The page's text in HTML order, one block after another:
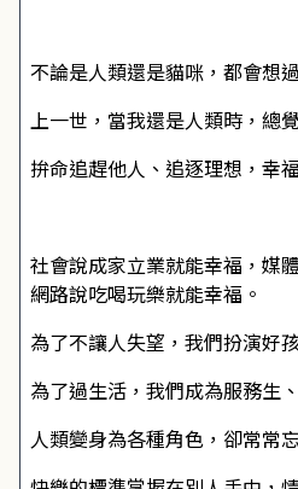
不論是人類還是貓咪，都會想
上一世，當我還是人類時，總
拚命追趕他人、追逐理想，幸
社會說成家立業就能幸福，媒
網路說吃喝玩樂就能幸福。
為了不讓人失望，我們扮演好
為了過生活，我們成為服務生
人類變身為各種角色，卻常常